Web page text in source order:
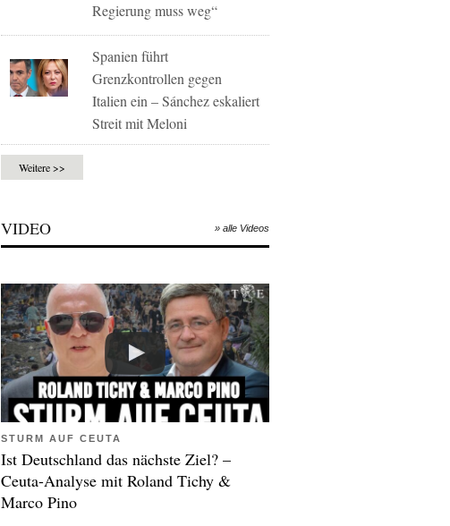
Regierung muss weg“
Spanien führt
Grenzkontrollen gegen
Italien ein – Sánchez eskaliert
Streit mit Meloni
Weitere >>
VIDEO » alle Videos
STURM AUF CEUTA
Ist Deutschland das nächste Ziel? –
Ceuta-Analyse mit Roland Tichy &
Marco Pino